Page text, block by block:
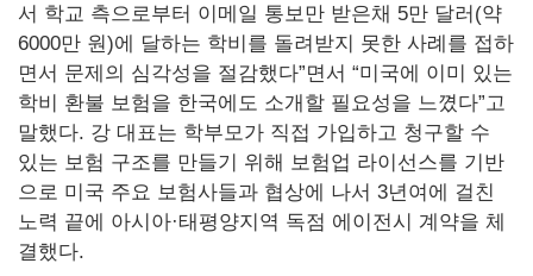
서 학교 측으로부터 이메일 통보만 받은채 5만 달러(약
6000만 원)에 달하는 학비를 돌려받지 못한 사례를 접하
면서 문제의 심각성을 절감했다”면서 “미국에 이미 있는
학비 환불 보험을 한국에도 소개할 필요성을 느꼈다”고
말했다. 강 대표는 학부모가 직접 가입하고 청구할 수
있는 보험 구조를 만들기 위해 보험업 라이선스를 기반
으로 미국 주요 보험사들과 협상에 나서 3년여에 걸친
노력 끝에 아시아·태평양지역 독점 에이전시 계약을 체
결했다.